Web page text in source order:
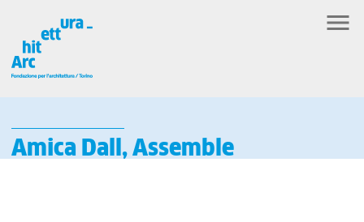
Amica Dall, Assemble